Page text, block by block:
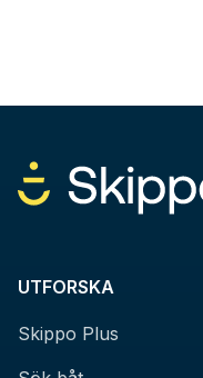
UTFORSKA
Skippo Plus